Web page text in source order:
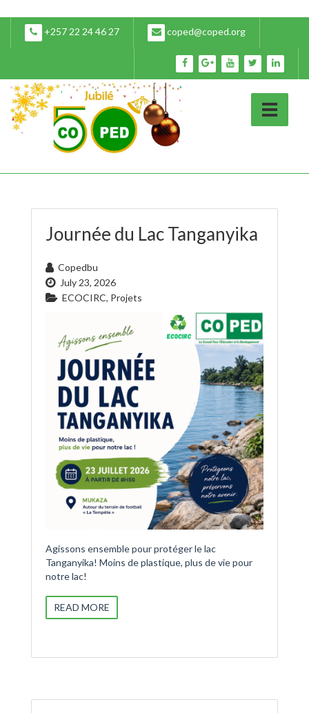
+257 22 24 46 27 coped@coped.org
Journée du Lac Tanganyika
Copedbu
July 23, 2026
ECOCIRC, Projets
Agissons ensemble pour protéger le lac
Tanganyika! Moins de plastique, plus de vie pour
notre lac!
READ MORE